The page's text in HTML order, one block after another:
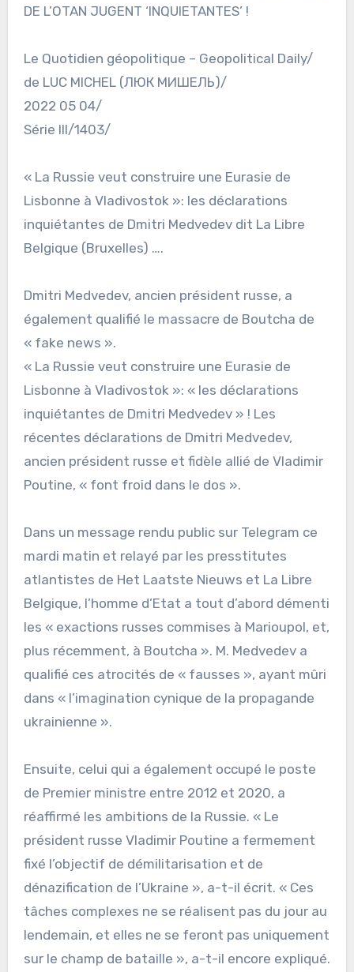
DE L’OTAN JUGENT ‘INQUIETANTES’ !
Le Quotidien géopolitique – Geopolitical Daily/
de LUC MICHEL (ЛЮК МИШЕЛЬ)/
2022 05 04/
Série III/1403/
« La Russie veut construire une Eurasie de
Lisbonne à Vladivostok »: les déclarations
inquiétantes de Dmitri Medvedev dit La Libre
Belgique (Bruxelles) ….
Dmitri Medvedev, ancien président russe, a
également qualifié le massacre de Boutcha de
« fake news ».
« La Russie veut construire une Eurasie de
Lisbonne à Vladivostok »: « les déclarations
inquiétantes de Dmitri Medvedev » ! Les
récentes déclarations de Dmitri Medvedev,
ancien président russe et fidèle allié de Vladimir
Poutine, « font froid dans le dos ».
Dans un message rendu public sur Telegram ce
mardi matin et relayé par les presstitutes
atlantistes de Het Laatste Nieuws et La Libre
Belgique, l’homme d’Etat a tout d’abord démenti
les « exactions russes commises à Marioupol, et,
plus récemment, à Boutcha ». M. Medvedev a
qualifié ces atrocités de « fausses », ayant mûri
dans « l’imagination cynique de la propagande
ukrainienne ».
Ensuite, celui qui a également occupé le poste
de Premier ministre entre 2012 et 2020, a
réaffirmé les ambitions de la Russie. « Le
président russe Vladimir Poutine a fermement
fixé l’objectif de démilitarisation et de
dénazification de l’Ukraine », a-t-il écrit. « Ces
tâches complexes ne se réalisent pas du jour au
lendemain, et elles ne se feront pas uniquement
sur le champ de bataille », a-t-il encore expliqué.